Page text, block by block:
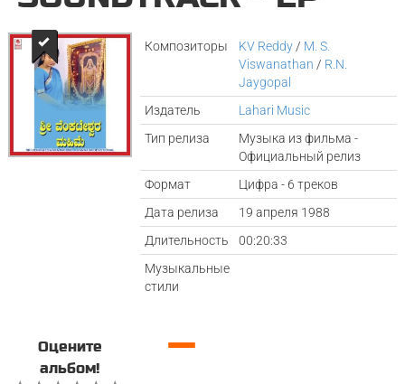
Композиторы KV Reddy / M. S.
Viswanathan / R.N.
Jaygopal
Издатель
Lahari Music
Тип релиза
Музыка из фильма -
Официальный релиз
Формат
Цифра - 6 треков
Дата релиза
19 апреля 1988
Длительность
00:20:33
Музыкальные
стили
Оцените
альбом!
—